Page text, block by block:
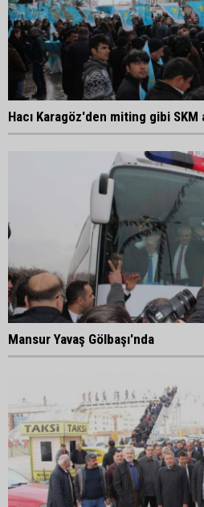
Hacı Karagöz'den miting gibi SKM
Mansur Yavaş Gölbaşı'nda